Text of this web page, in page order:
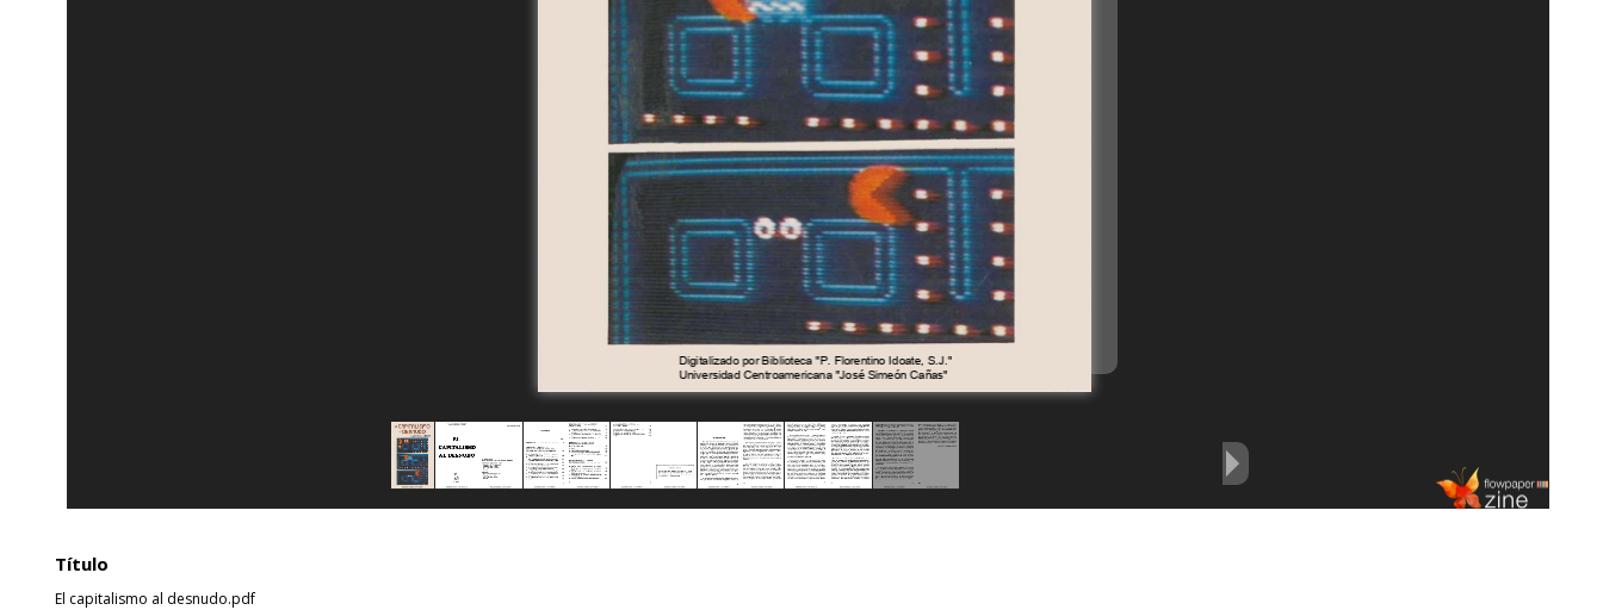
Título
El capitalismo al desnudo.pdf